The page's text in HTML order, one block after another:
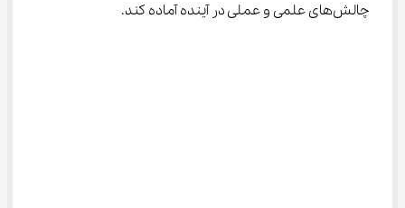
چالش‌های علمی و عملی در آینده آماده کند.